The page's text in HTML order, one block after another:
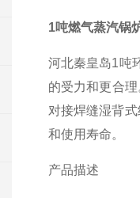
1吨燃气蒸汽锅
河北秦皇岛1吨
的受力和更合
对接焊缝湿背
和使用寿命。
产品描述